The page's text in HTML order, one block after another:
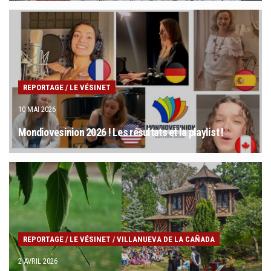
REPORTAGE / LE VÉSINET
10 MAI 2026
Mondiovesinion 2026 ! Les résultats et la playlist !
REPORTAGE / LE VÉSINET / VILLANUEVA DE LA CAÑADA
2 AVRIL 2026